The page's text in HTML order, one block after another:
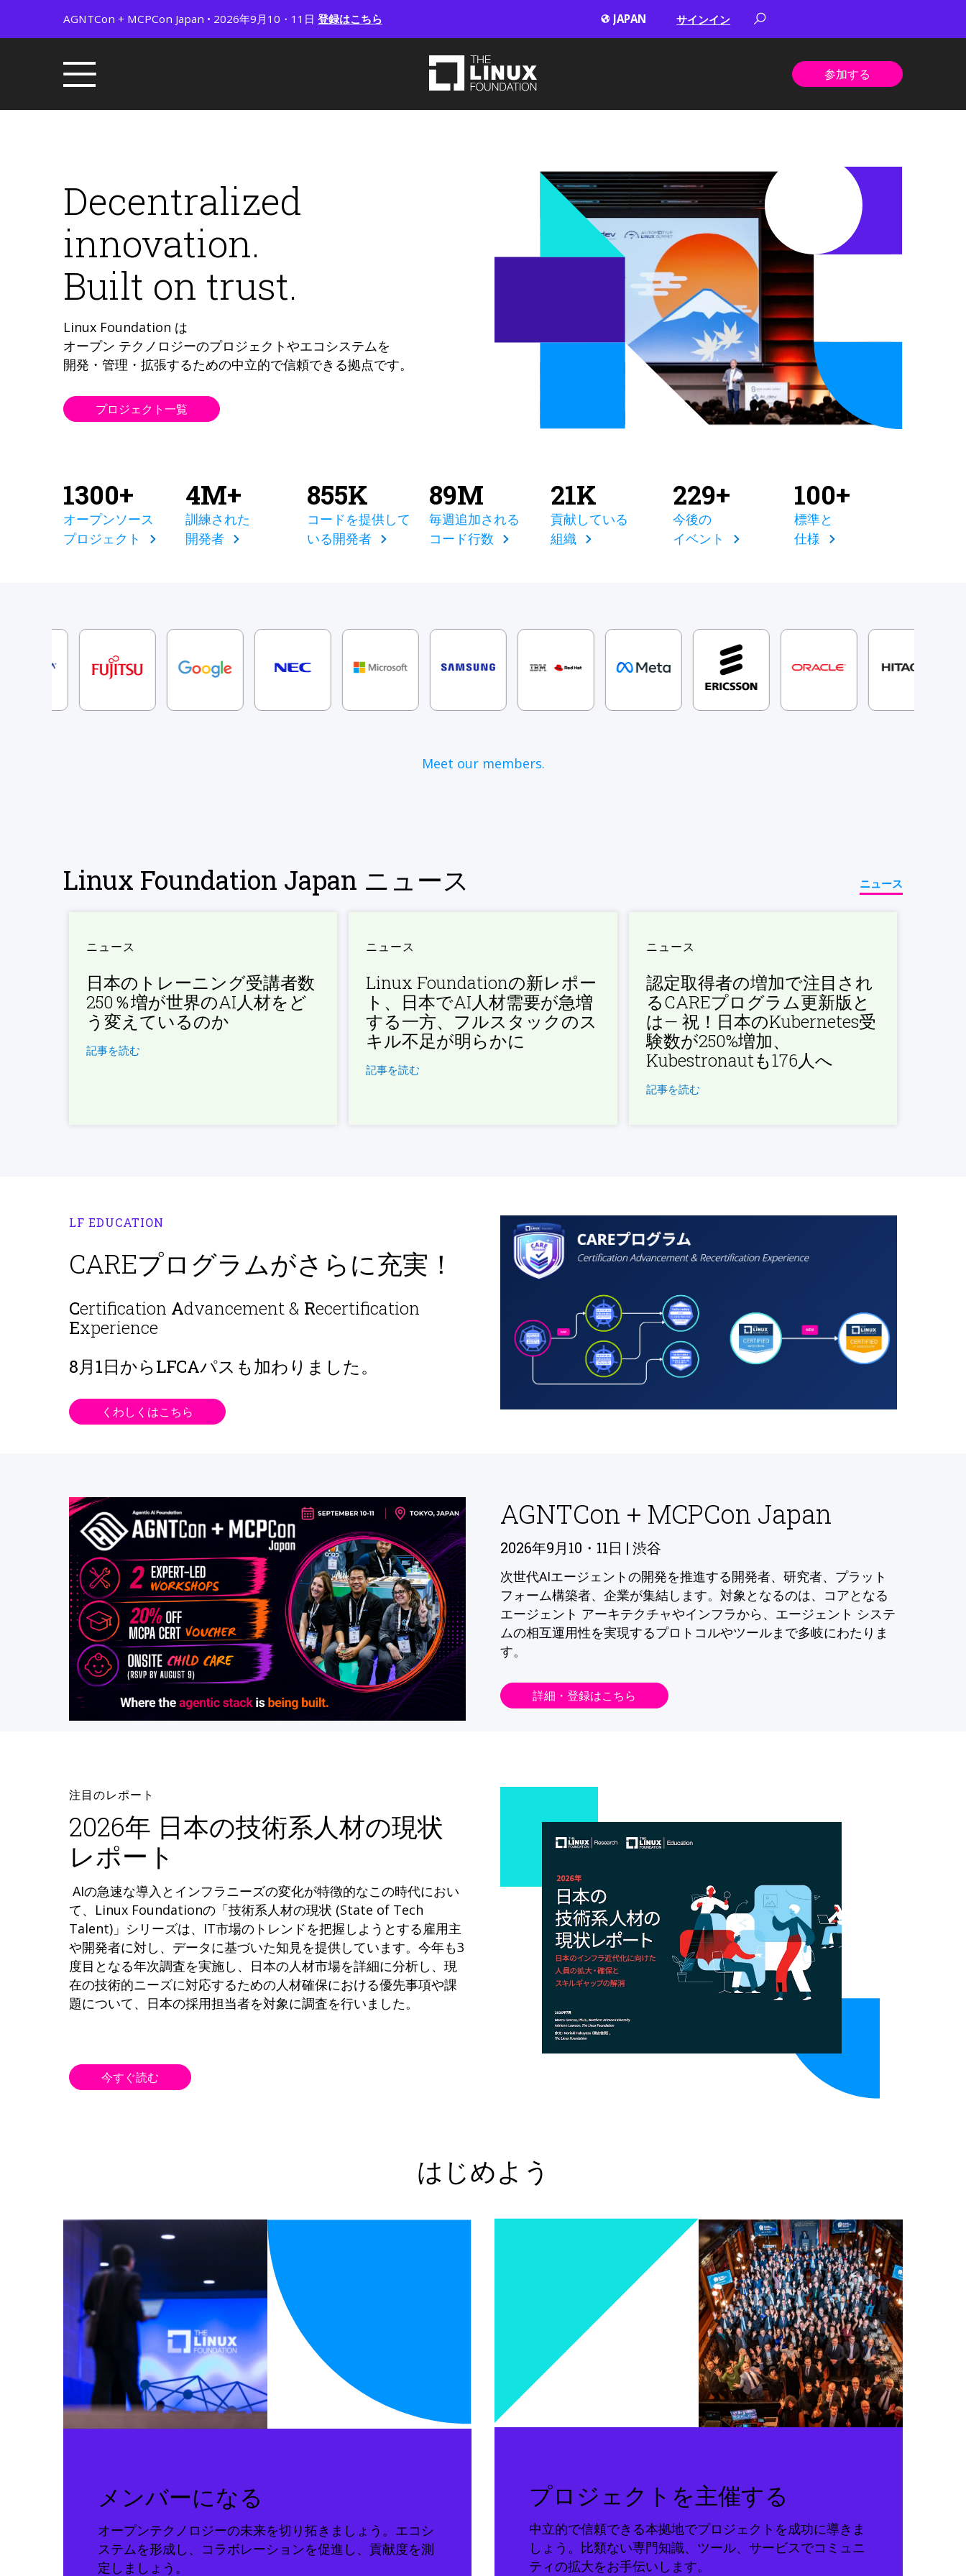
AGNTCon + MCPCon Japan • 2026年9月10・11日 登録はこちら サインイン
参加する
Decentralized
innovation.
Built on trust.
Linux Foundation は
オープン テクノロジーのプロジェクトやエコシステムを
開発・管理・拡張するための中立的で信頼できる拠点です。
プロジェクト一覧
1300+
オープンソース
プロジェクト
4M+
訓練された
開発者
855K
コードを提供して
いる開発者
89M
毎週追加される
コード行数
21K
貢献している
組織
229+
今後の
イベント
100+
標準と
仕様
Meet our members.
Linux Foundation Japan ニュース ニュース
ニュース
日本のトレーニング受講者数
250％増が世界のAI人材をど
う変えているのか
記事を読む
ニュース
Linux Foundationの新レポー
ト、日本でAI人材需要が急増
する一方、フルスタックのス
キル不足が明らかに
記事を読む
ニュース
認定取得者の増加で注目され
るCAREプログラム更新版と
は— 祝！日本のKubernetes受
験数が250%増加、
Kubestronautも176人へ
記事を読む
LF EDUCATION
CAREプログラムがさらに充実！
Certification Advancement & Recertification
Experience
8月1日からLFCAパスも加わりました。
くわしくはこちら
AGNTCon + MCPCon Japan
2026年9月10・11日 | 渋谷
次世代AIエージェントの開発を推進する開発者、研究者、プラット
フォーム構築者、企業が集結します。対象となるのは、コアとなる
エージェント アーキテクチャやインフラから、エージェント システ
ムの相互運用性を実現するプロトコルやツールまで多岐にわたりま
す。
詳細・登録はこちら
注目のレポート
2026年 日本の技術系人材の現状
レポート
AIの急速な導入とインフラニーズの変化が特徴的なこの時代におい
て、Linux Foundationの「技術系人材の現状 (State of Tech
Talent)」シリーズは、IT市場のトレンドを把握しようとする雇用主
や開発者に対し、データに基づいた知見を提供しています。今年も3
度目となる年次調査を実施し、日本の人材市場を詳細に分析し、現
在の技術的ニーズに対応するための人材確保における優先事項や課
題について、日本の採用担当者を対象に調査を行いました。
今すぐ読む
はじめよう
メンバーになる
オープンテクノロジーの未来を切り拓きましょう。エコシ
ステムを形成し、コラボレーションを促進し、貢献度を測
定しましょう。
プロジェクトを主催する
中立的で信頼できる本拠地でプロジェクトを成功に導きま
しょう。比類ない専門知識、ツール、サービスでコミュニ
ティの拡大をお手伝いします。